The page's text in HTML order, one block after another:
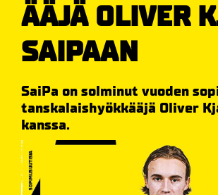
ÄÄJÄ OLIVER
SAIPAAN
SaiPa on solminut vuoden
tanskalaishyökkääjä Oliver
kanssa.